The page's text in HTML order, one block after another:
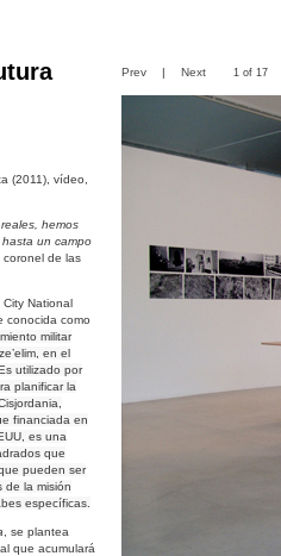
(2011), vídeo,
hemos
un campo
coronel de las
National
conocida como
militar
en el
utilizado por
planificar la
financiada en
es una
que
pueden ser
de la misión
específicas.
, se plantea
que acumulará
Prev | Next 1 of 17